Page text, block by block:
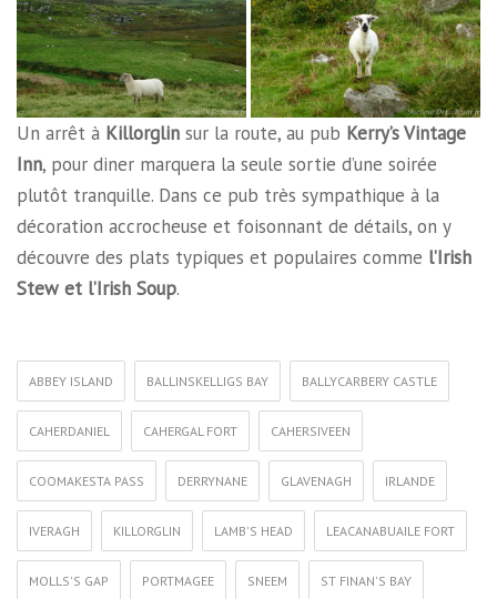
Un arrêt à Killorglin sur la route, au pub Kerry’s Vintage
Inn, pour diner marquera la seule sortie d’une soirée
plutôt tranquille. Dans ce pub très sympathique à la
décoration accrocheuse et foisonnant de détails, on y
découvre des plats typiques et populaires comme l’Irish
Stew et l’Irish Soup.
ABBEY ISLAND BALLINSKELLIGS BAY BALLYCARBERY CASTLE
CAHERDANIEL CAHERGAL FORT CAHERSIVEEN
COOMAKESTA PASS DERRYNANE GLAVENAGH IRLANDE
IVERAGH KILLORGLIN LAMB'S HEAD LEACANABUAILE FORT
MOLLS'S GAP PORTMAGEE SNEEM ST FINAN'S BAY